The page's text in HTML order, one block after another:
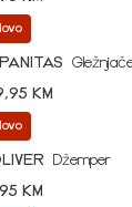
KM
Džemper
KM